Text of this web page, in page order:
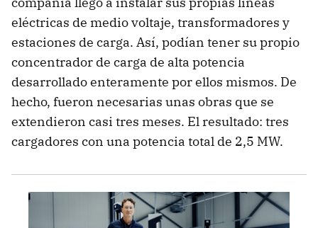
eléctricas de medio voltaje, transformadores y
estaciones de carga. Así, podían tener su propio
concentrador de carga de alta potencia
desarrollado enteramente por ellos mismos. De
hecho, fueron necesarias unas obras que se
extendieron casi tres meses. El resultado: tres
cargadores con una potencia total de 2,5 MW.